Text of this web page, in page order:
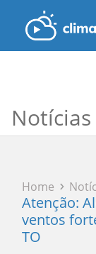
Notícias
Home
Atenção:
ventos
TO